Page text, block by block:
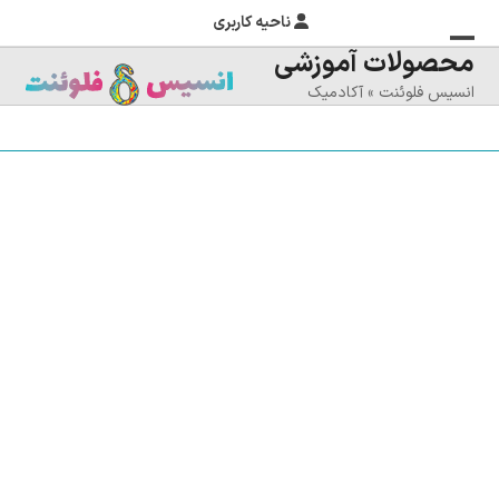
ناحیه کاربری
منوی
موبایل
بستن
منوی
محصولات آموزشی
انسیس فلوئنت »آکادمیک